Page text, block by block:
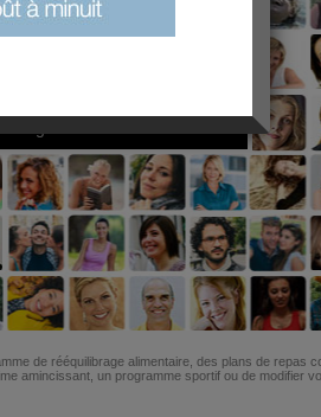
de rééquilibrage alimentaire, des plans de repas
amincissant, un programme sportif ou de modifier